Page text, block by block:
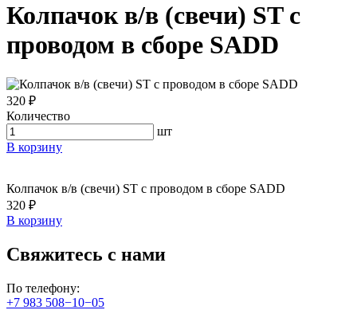
Колпачок в/в (свечи) ST с
проводом в сборе SADD
320 ₽
Количество
шт
В корзину
Колпачок в/в (свечи) ST с проводом в сборе SADD
320 ₽
В корзину
Свяжитесь с нами
По телефону:
+7 983 508−10−05